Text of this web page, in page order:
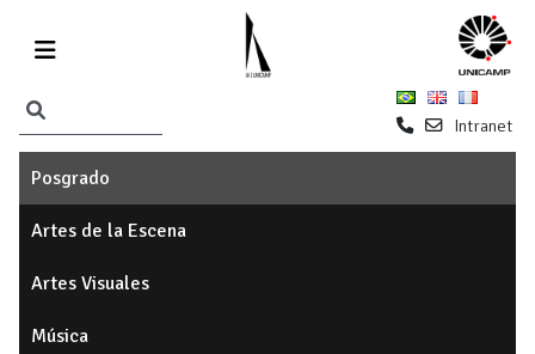
Intranet
Posgrado
Artes de la Escena
Artes Visuales
Música